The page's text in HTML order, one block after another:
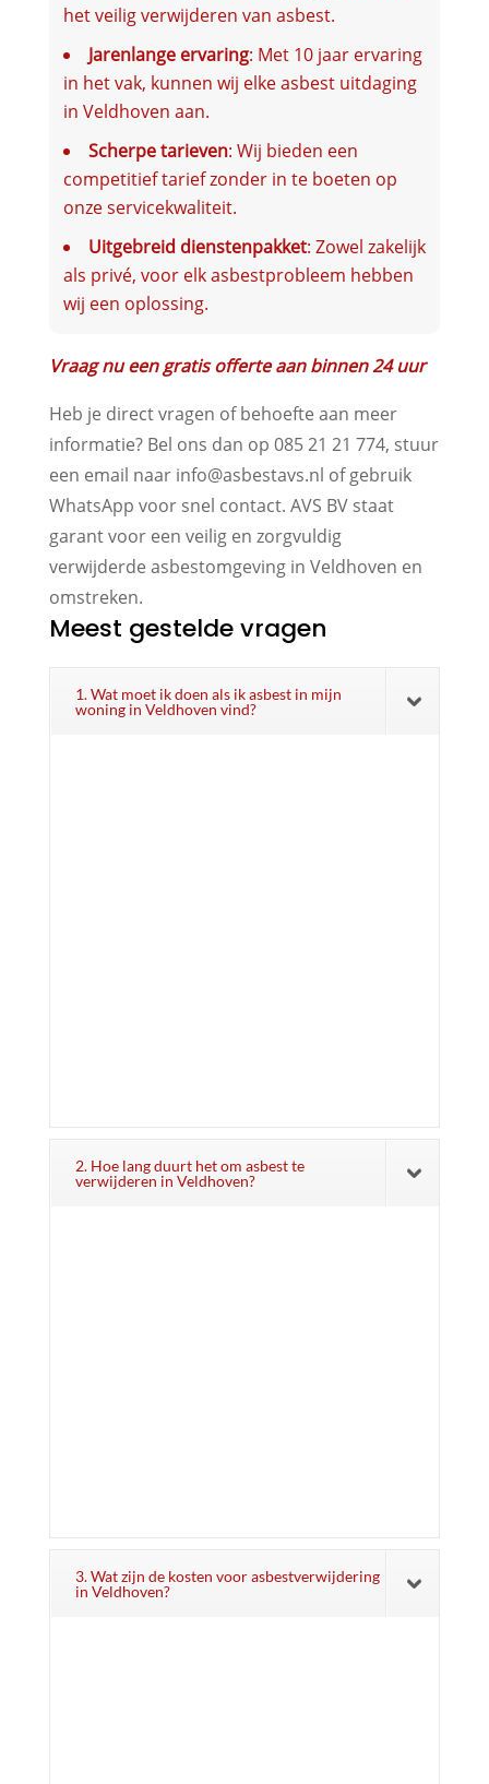
het veilig verwijderen van asbest.
Jarenlange ervaring: Met 10 jaar ervaring
in het vak, kunnen wij elke asbest uitdaging
in Veldhoven aan.
Scherpe tarieven: Wij bieden een
competitief tarief zonder in te boeten op
onze servicekwaliteit.
Uitgebreid dienstenpakket: Zowel zakelijk
als privé, voor elk asbestprobleem hebben
wij een oplossing.
Vraag nu een gratis offerte aan binnen 24 uur
Heb je direct vragen of behoefte aan meer
informatie? Bel ons dan op 085 21 21 774, stuur
een email naar info@asbestavs.nl of gebruik
WhatsApp voor snel contact. AVS BV staat
garant voor een veilig en zorgvuldig
verwijderde asbestomgeving in Veldhoven en
omstreken.
Meest gestelde vragen
1. Wat moet ik doen als ik asbest in mijn
woning in Veldhoven vind?
2. Hoe lang duurt het om asbest te
verwijderen in Veldhoven?
3. Wat zijn de kosten voor asbestverwijdering
in Veldhoven?